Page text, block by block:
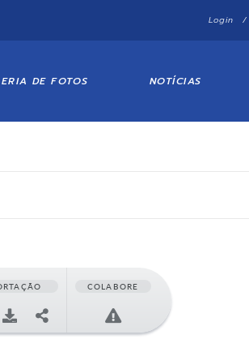
Login /
DE FOTOS NOTÍCIAS
COLABORE